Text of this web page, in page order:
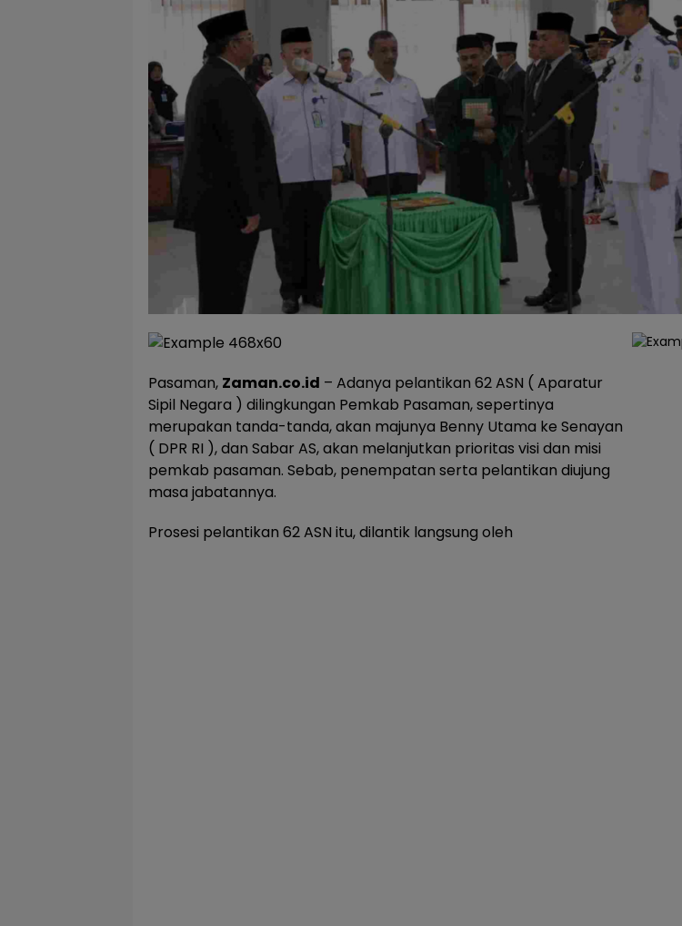
Pasaman, Zaman.co.id – Adanya pelantikan 62 ASN ( Aparatur
Sipil Negara ) dilingkungan Pemkab Pasaman, sepertinya
merupakan tanda-tanda, akan majunya Benny Utama ke Senayan
( DPR RI ), dan Sabar AS, akan melanjutkan prioritas visi dan misi
pemkab pasaman. Sebab, penempatan serta pelantikan diujung
masa jabatannya.
Prosesi pelantikan 62 ASN itu, dilantik langsung oleh